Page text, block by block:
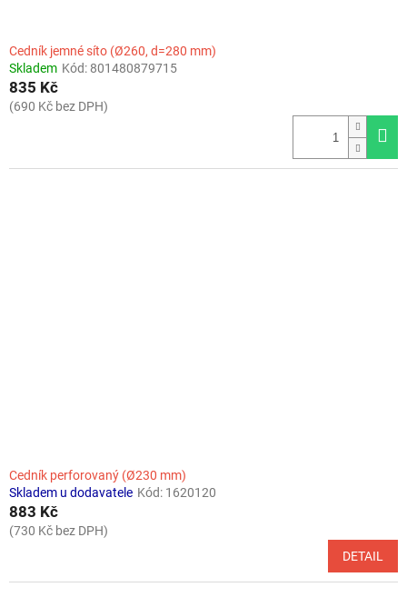
Cedník jemné síto (Ø260, d=280 mm)
Skladem Kód: 801480879715
835 Kč
(690 Kč bez DPH)
Cedník perforovaný (Ø230 mm)
Skladem u dodavatele Kód: 1620120
883 Kč
(730 Kč bez DPH)
DETAIL